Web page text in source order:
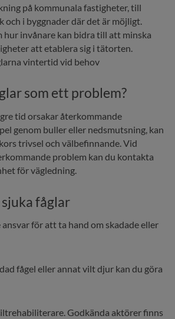
på kommunala fastigheter, till
och i byggnader där det är möjligt.
hur invånare kan bidra till att minska
att etablera sig i tätorten.
vintertid vid behov
som ett problem?
tid orsakar återkommande
genom buller eller nedsmutsning, kan
trivsel och välbefinnande. Vid
problem kan du kontakta
för vägledning.
fåglar
för att ta hand om skadade eller
fågel eller annat vilt djur kan du göra
Godkända aktörer finns